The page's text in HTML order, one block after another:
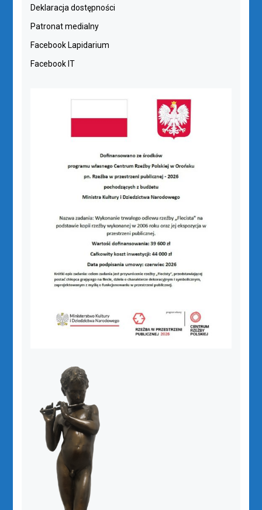
Deklaracja dostępności
Patronat medialny
Facebook Lapidarium
Facebook IT